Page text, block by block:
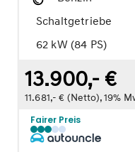
Schaltgetriebe
62 kW (84 PS)
13.900,- €
11.681,- € (Netto), 19%
Fairer Preis